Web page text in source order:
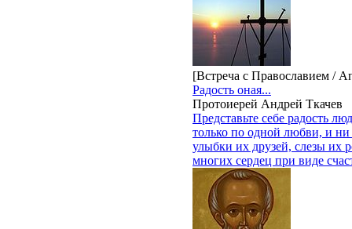
[Встреча с Православием /
Радость оная...
Протоиерей Андрей Ткачев
Представьте себе радость
только по одной любви, и
улыбки их друзей, слезы их
многих сердец при виде